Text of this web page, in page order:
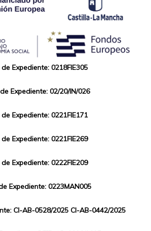
de Expediente: 0218FIE305
de Expediente: 02/20/IN/026
de Expediente: 0221FIE171
de Expediente: 0221FIE269
de Expediente: 0222FIE209
Expediente: 0223MAN005
CI-AB-0528/2025 CI-AB-0442/2025